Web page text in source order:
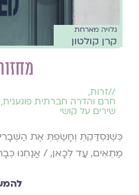
גלויה מארחת
קרן קולטון
//זרות,
חרם והדרה חברתית פוגענית,
שירים על קושי
כְּשֶׁנִּסְדַּקְתְּ וְחָשַׂפְתְּ אֶת
מַתְאִים, עַד לְכָאן, / אֲנַחְנוּ